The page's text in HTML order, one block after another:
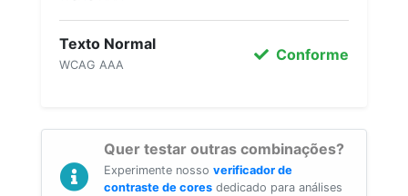
Texto Normal
WCAG AAA
Conforme
Quer testar outras combinações?
Experimente nosso verificador de
contraste de cores dedicado para análises